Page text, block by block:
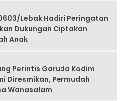
Lebak Hadiri Peringatan
Dukungan Ciptakan
Anak
Perintis Garuda Kodim
Diresmikan, Permudah
Wanasalam